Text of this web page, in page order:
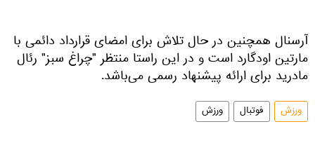
آرسنال همچنین در حال تلاش برای امضای قرارداد دائمی با
مارتین اودگارد است و در این راستا منتظر "چراغ سبز" رئال
مادرید برای ارائه پیشنهاد رسمی می‌باشد.
ورزش فوتبال ورزش